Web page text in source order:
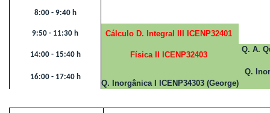
8:00 - 9:40 h
9:50 - 11:30 h Cálculo D. Integral III ICENP32401
14:00 - 15:40 h Física II ICENP32403
Q. A.
16:00 - 17:40 h
Q. Inorgânica I ICENP34303 (George)
Q.